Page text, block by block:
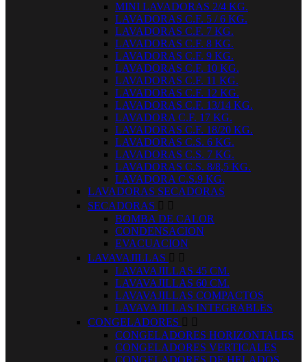
MINI LAVADORAS 2/4 KG.
LAVADORAS C.F. 5 / 6 KG.
LAVADORAS C.F. 7 KG.
LAVADORAS C.F. 8 KG.
LAVADORAS C.F. 9 KG.
LAVADORAS C.F. 10 KG.
LAVADORAS C.F. 11 KG.
LAVADORAS C.F. 12 KG.
LAVADORAS C.F. 13/14 KG.
LAVADORA C.F. 17 KG.
LAVADORAS C.F. 18/20 KG.
LAVADORAS C.S. 6 KG.
LAVADORAS C.S. 7 KG.
LAVADORAS C.S. 8/8,5 KG.
LAVADORA C.S.9 KG.
LAVADORAS SECADORAS
SECADORAS  
BOMBA DE CALOR
CONDENSACION
EVACUACION
LAVAVAJILLAS  
LAVAVAJILLAS 45 CM.
LAVAVAJILLAS 60 CM.
LAVAVAJILLAS COMPACTOS
LAVAVAJILLAS INTEGRABLES
CONGELADORES  
CONGELADORES HORIZONTALES
CONGELADORES VERTICALES
CONGELADORES DE HELADOS